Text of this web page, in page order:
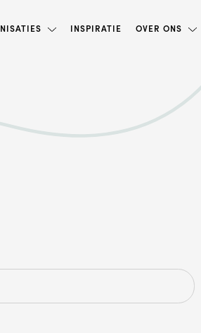
INSPIRATIE OVER ONS